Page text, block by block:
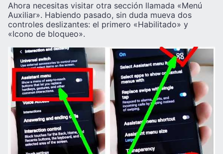
Ahora necesitas visitar otra sección llamada «Menú
Auxiliar». Habiendo pasado, sin duda mueva dos
controles deslizantes: el primero «Habilitado» y
«Icono de bloqueo».